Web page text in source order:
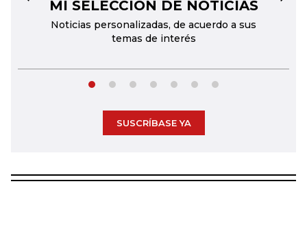
MI SELECCIÓN DE NOTICIAS
Noticias personalizadas, de acuerdo a sus
temas de interés
← →
SUSCRÍBASE YA